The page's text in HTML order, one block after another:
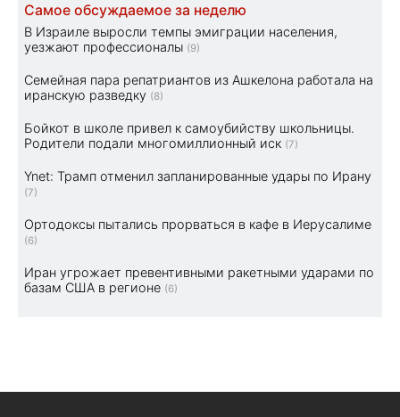
Самое обсуждаемое за неделю
В Израиле выросли темпы эмиграции населения,
уезжают профессионалы (9)
Семейная пара репатриантов из Ашкелона работала на
иранскую разведку (8)
Бойкот в школе привел к самоубийству школьницы.
Родители подали многомиллионный иск (7)
Ynet: Трамп отменил запланированные удары по Ирану
(7)
Ортодоксы пытались прорваться в кафе в Иерусалиме
(6)
Иран угрожает превентивными ракетными ударами по
базам США в регионе (6)